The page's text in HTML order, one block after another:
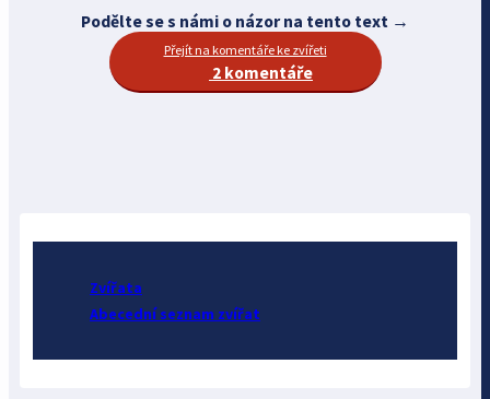
Podělte se s námi o názor na tento text →
Přejít na komentáře ke zvířeti
2 komentáře
Zvířata
Abecední seznam zvířat